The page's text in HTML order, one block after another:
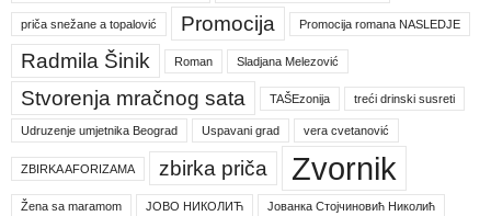
priča snežane a topalović Promocija Promocija romana NASLEDJE
Radmila Šinik Roman Sladjana Melezović
Stvorenja mračnog sata TAŠEzonija treći drinski susreti
Udruzenje umjetnika Beograd Uspavani grad vera cvetanović
ZBIRKA AFORIZAMA zbirka priča Zvornik
Žena sa maramom ЈОВО НИКОЛИЋ Јованка Стојчиновић Николић